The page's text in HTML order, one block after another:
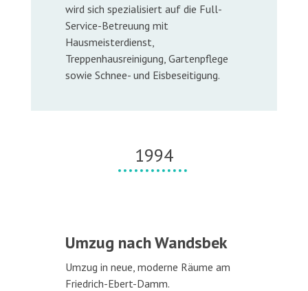
wird sich spezialisiert auf die Full-
Service-Betreuung mit
Hausmeisterdienst,
Treppenhausreinigung, Gartenpflege
sowie Schnee- und Eisbeseitigung.
1994
Umzug nach Wandsbek
Umzug in neue, moderne Räume am
Friedrich-Ebert-Damm.